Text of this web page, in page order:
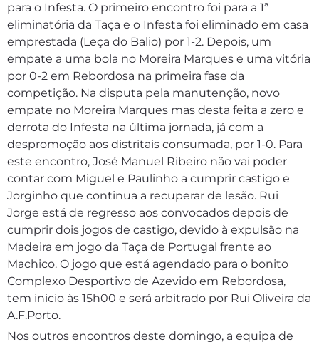
para o Infesta. O primeiro encontro foi para a 1ª
eliminatória da Taça e o Infesta foi eliminado em casa
emprestada (Leça do Balio) por 1-2. Depois, um
empate a uma bola no Moreira Marques e uma vitória
por 0-2 em Rebordosa na primeira fase da
competição. Na disputa pela manutenção, novo
empate no Moreira Marques mas desta feita a zero e
derrota do Infesta na última jornada, já com a
despromoção aos distritais consumada, por 1-0. Para
este encontro, José Manuel Ribeiro não vai poder
contar com Miguel e Paulinho a cumprir castigo e
Jorginho que continua a recuperar de lesão. Rui
Jorge está de regresso aos convocados depois de
cumprir dois jogos de castigo, devido à expulsão na
Madeira em jogo da Taça de Portugal frente ao
Machico. O jogo que está agendado para o bonito
Complexo Desportivo de Azevido em Rebordosa,
tem inicio às 15h00 e será arbitrado por Rui Oliveira da
A.F.Porto.
Nos outros encontros deste domingo, a equipa de